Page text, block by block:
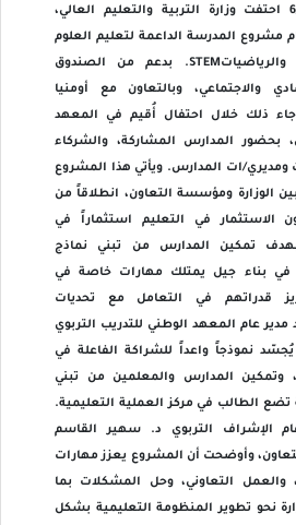
الإعلام التربوي 6/7/2026 احتفت وزارة التربية والتعليم العالي،
مشروع المدرسة الداعمة لتعليم العلوم
والتكنولوجيا والهندسة والرياضياتSTEM. بدعم من الصندوق
والاجتماعي، وبالتعاون مع أومنيا
ذلك خلال احتفال أُقيم في المعهد
بحضور المدارس المشاركة، والشركاء
ومديري/ات المدارس. ويأتي هذا المشروع
الوزارة ومؤسسة التعاون، انطلاقاً من
الاستثمار في التعليم استثماراً في
تمكين المدارس من تبني نماذج
في بناء جيل يمتلك مهارات خاصة في
قدراتهم في التعامل مع تحديات
عام المعهد الوطني للتدريب التربوي
نموذجاً واعداً للشراكة الفاعلة في
وتمكين المدارس والمعلمين من تبني
الطالب في مركز العملية التعليمية.
الإشراف التربوي د. سهير القاسم
وأوضحت أن المشروع يعزز مهارات
والعمل التعاوني، وحل المشكلات بما
نحو تطوير المنظومة التعليمية بشكل